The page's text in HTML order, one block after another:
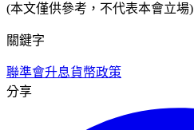
(本文僅供參考，不代表本會立場)
關鍵字
聯準會升息貨幣政策
分享